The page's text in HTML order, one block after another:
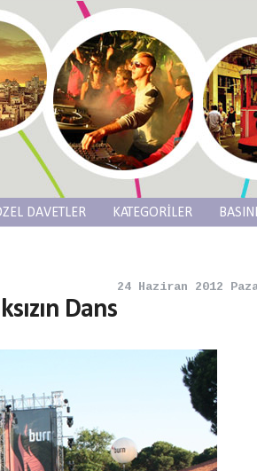
DAVETLER KATEGORİLER
24 Haziran 2012
Dans